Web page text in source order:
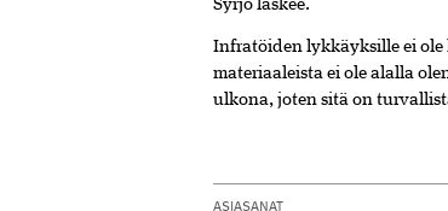
Syrjö laskee.
Infratöiden lykkäyksille ei
materiaaleista ei ole alalla
ulkona, joten sitä on
ASIASANAT